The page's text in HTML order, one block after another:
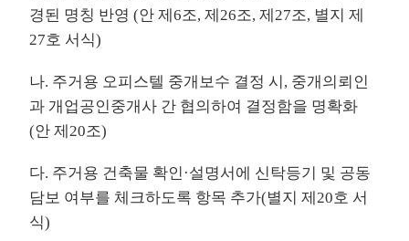
경된 명칭 반영 (안 제6조, 제26조, 제27조, 별지 제
27호 서식)
나. 주거용 오피스텔 중개보수 결정 시, 중개의뢰인
과 개업공인중개사 간 협의하여 결정함을 명확화
(안 제20조)
다. 주거용 건축물 확인·설명서에 신탁등기 및 공동
담보 여부를 체크하도록 항목 추가(별지 제20호 서
식)